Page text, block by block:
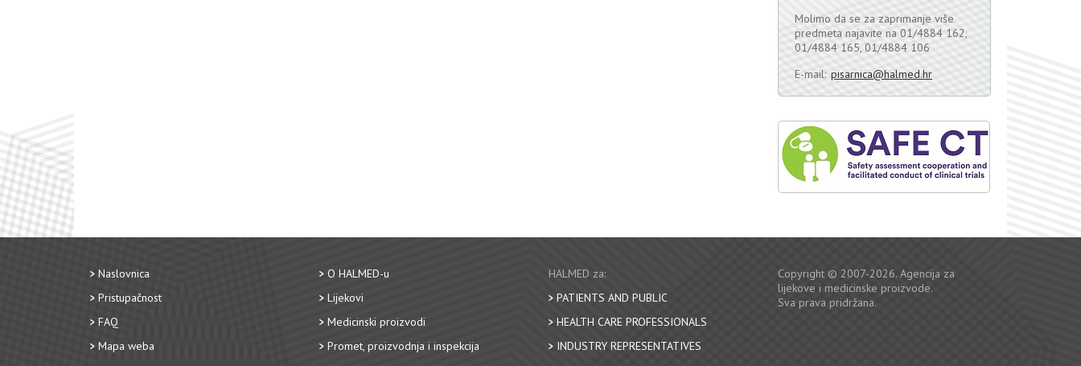
Molimo da se za zaprimanje više
predmeta najavite na 01/4884 162,
01/4884 165, 01/4884 106
E-mail: pisarnica@halmed.hr
Naslovnica
Pristupačnost
FAQ
Mapa weba
O HALMED-u
Lijekovi
Medicinski proizvodi
Promet, proizvodnja i inspekcija
HALMED za:
PATIENTS AND PUBLIC
HEALTH CARE PROFESSIONALS
INDUSTRY REPRESENTATIVES
Copyright © 2007-2026. Agencija za
lijekove i medicinske proizvode.
Sva prava pridržana.